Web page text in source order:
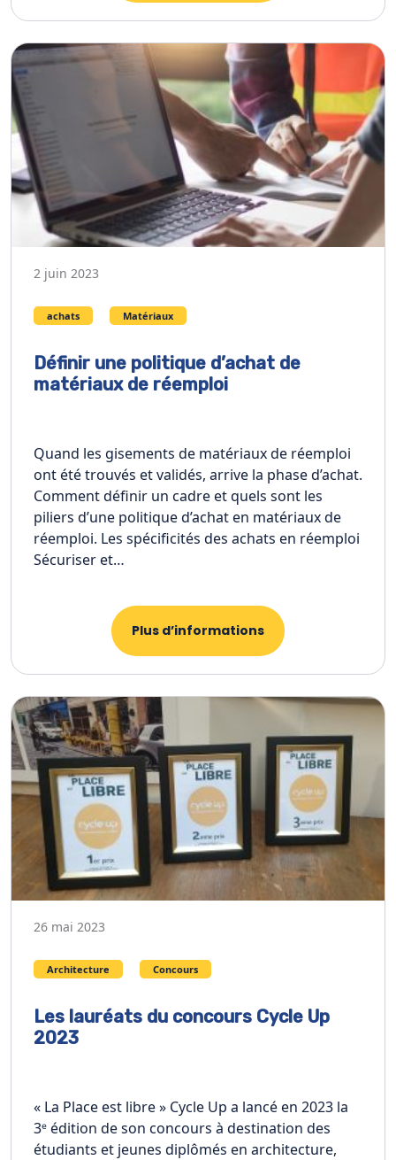
2 juin 2023
achats Matériaux
Définir une politique d’achat de
matériaux de réemploi
Quand les gisements de matériaux de réemploi
ont été trouvés et validés, arrive la phase d’achat.
Comment définir un cadre et quels sont les
piliers d’une politique d’achat en matériaux de
réemploi. Les spécificités des achats en réemploi
Sécuriser et…
Plus d’informations
26 mai 2023
Architecture Concours
Les lauréats du concours Cycle Up
2023
« La Place est libre » Cycle Up a lancé en 2023 la
3ᵉ édition de son concours à destination des
étudiants et jeunes diplômés en architecture,